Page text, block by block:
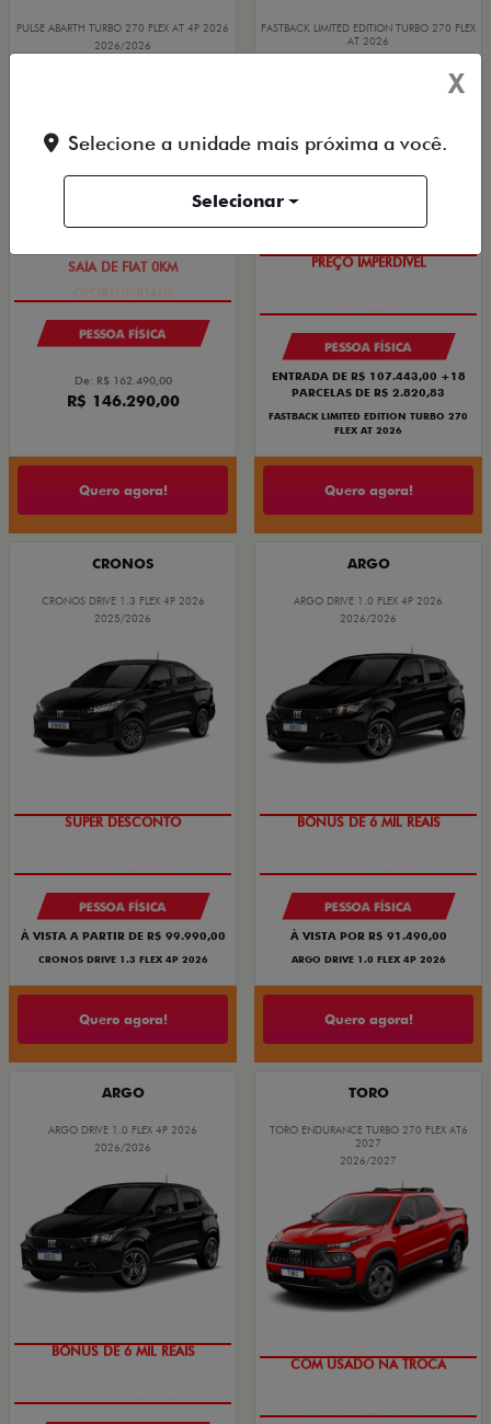
PULSE ABARTH TURBO 270 FLEX AT 4P 2026
2026/2026
SAIA DE FIAT 0KM
PESSOA FÍSICA
De: R$ 162.490,00
R$ 146.290,00
Quero agora!
FASTBACK LIMITED EDITION TURBO 270 FLEX
AT 2026
PREÇO IMPERDÍVEL
PESSOA FÍSICA
ENTRADA DE R$ 107.443,00 +18
PARCELAS DE R$ 2.820,83
FASTBACK LIMITED EDITION TURBO 270
FLEX AT 2026
Quero agora!
CRONOS
CRONOS DRIVE 1.3 FLEX 4P 2026
2025/2026
SUPER DESCONTO
PESSOA FÍSICA
À VISTA A PARTIR DE R$ 99.990,00
CRONOS DRIVE 1.3 FLEX 4P 2026
Quero agora!
ARGO
ARGO DRIVE 1.0 FLEX 4P 2026
2026/2026
BÔNUS DE 6 MIL REAIS
PESSOA FÍSICA
À VISTA POR R$ 91.490,00
ARGO DRIVE 1.0 FLEX 4P 2026
Quero agora!
ARGO
ARGO DRIVE 1.0 FLEX 4P 2026
2026/2026
BÔNUS DE 6 MIL REAIS
TORO
TORO ENDURANCE TURBO 270 FLEX AT6
2027
2026/2027
COM USADO NA TROCA
X
Selecione a unidade mais próxima a você.
Selecionar